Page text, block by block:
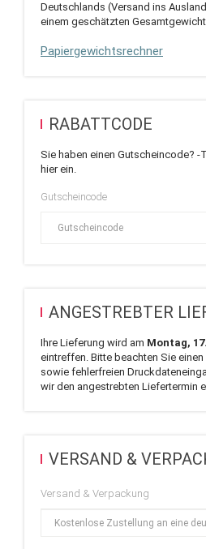
Deutschlands (Versand ins
einem geschätzten
Papiergewichtsrechner
RABATTCODE
Sie haben einen Gutscheincode?
hier ein.
Gutscheincode
ANGESTREBTER
Ihre Lieferung wird am Montag,
eintreffen. Bitte beachten Sie
sowie fehlerfreien
wir den angestrebten Liefertermin
VERSAND &
Versand & Verpackung